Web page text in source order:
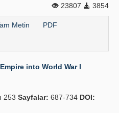
23807
3854
Metin PDF
into World War I
253 Sayfalar: 687-734 DOI: